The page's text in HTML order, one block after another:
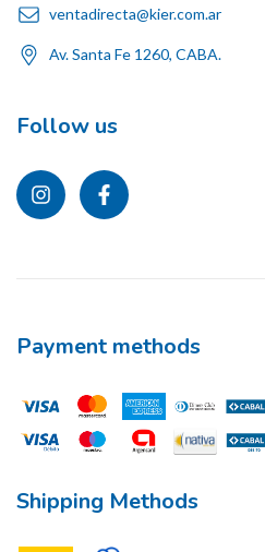
ventadirecta@kier.com.ar
Av. Santa Fe 1260, CABA.
Follow us
Payment methods
Shipping Methods